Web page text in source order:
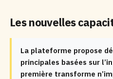
Les nouvelles
La plateforme propose
principales basées sur
première transforme